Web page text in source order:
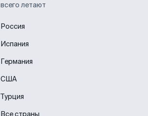
всего летают
Россия
Испания
Германия
США
Турция
Все страны